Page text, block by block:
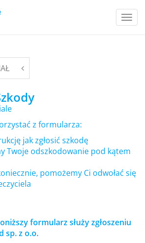
z formularza:
jak zgłosić szkodę
Twoje odszkodowanie pod kątem
pomożemy Ci odwołać się
formularz służy zgłoszeniu
sp. z o.o.